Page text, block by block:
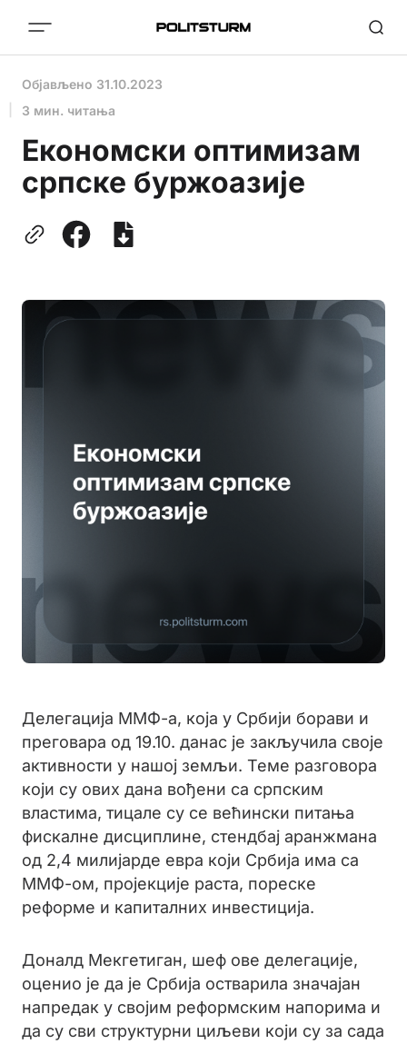
Објављено 31.10.2023
3 мин. читања
Економски оптимизам
српске буржоазије
Делегација ММФ-а, која у Србији борави и
преговара од 19.10. данас је закључила своје
активности у нашој земљи. Теме разговора
који су ових дана вођени са српским
властима, тицале су се већински питања
фискалне дисциплине, стендбај аранжмана
од 2,4 милијарде евра који Србија има са
ММФ-ом, пројекције раста, пореске
реформе и капиталних инвестиција.
Доналд Мекгетиган, шеф ове делегације,
оценио је да је Србија остварила значајан
напредак у својим реформским напорима и
да су сви структурни циљеви који су за сада